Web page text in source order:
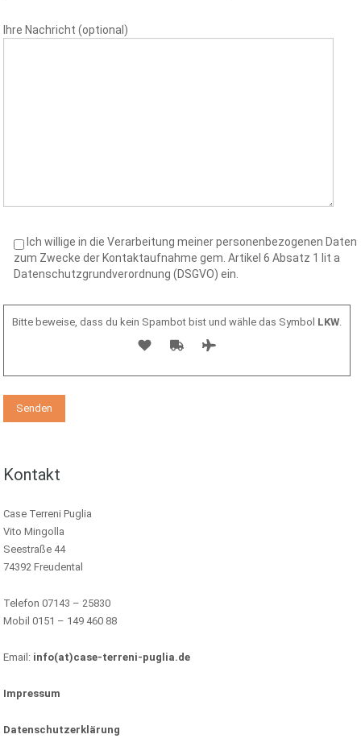
Ihre Nachricht (optional)
Ich willige in die Verarbeitung meiner personenbezogenen Daten
zum Zwecke der Kontaktaufnahme gem. Artikel 6 Absatz 1 lit a
Datenschutzgrundverordnung (DSGVO) ein.
Bitte beweise, dass du kein Spambot bist und wähle das Symbol LKW.
Kontakt
Case Terreni Puglia
Vito Mingolla
Seestraße 44
74392 Freudental
Telefon 07143 – 25830
Mobil 0151 – 149 460 88
Email: info(at)case-terreni-puglia.de
Impressum
Datenschutzerklärung